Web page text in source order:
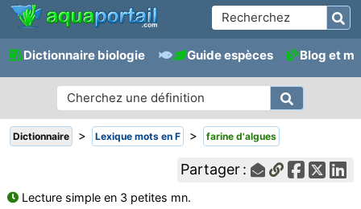
Dictionnaire biologie Guide espèces Blog et
Dictionnaire > Lexique mots en F > farine d'algues
Partager :
Lecture simple en 3 petites mn.